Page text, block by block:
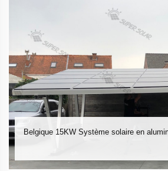
Belgique 15KW Système solaire en